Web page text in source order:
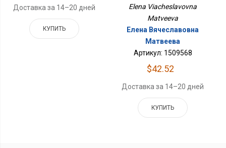
Доставка за 14–20 дней
КУПИТЬ
Elena Viacheslavovna
Matveeva
Елена Вячеславовна
Матвеева
Артикул: 1509568
$42.52
Доставка за 14–20 дней
КУПИТЬ